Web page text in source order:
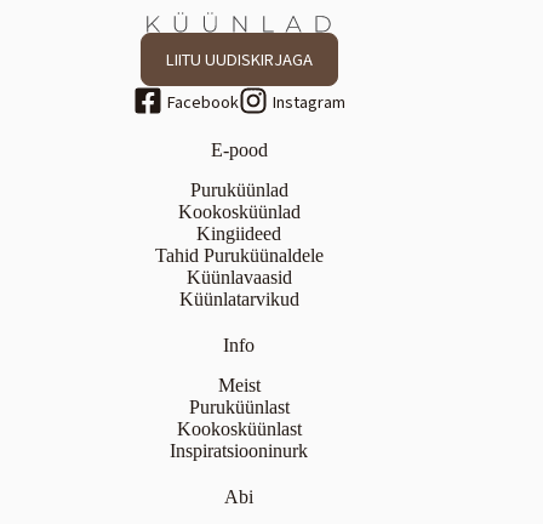
LIITU UUDISKIRJAGA
E-pood
Puruküünlad
Kookosküünlad
Kingiideed
Tahid Puruküünaldele
Küünlavaasid
Küünlatarvikud
Info
Meist
Puruküünlast
Kookosküünlast
Inspiratsiooninurk
Abi